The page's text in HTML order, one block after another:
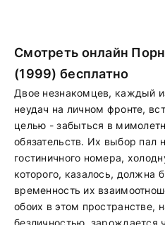
Смотреть онлайн
(1999) бесплатно
Двое незнакомцев, каждый
неудач на личном фронте,
целью - забыться в
обязательств. Их выбор пал
гостиничного номера,
которого, казалось, должна
временность их
обоих в этом пространстве,
безличностью, зарождается